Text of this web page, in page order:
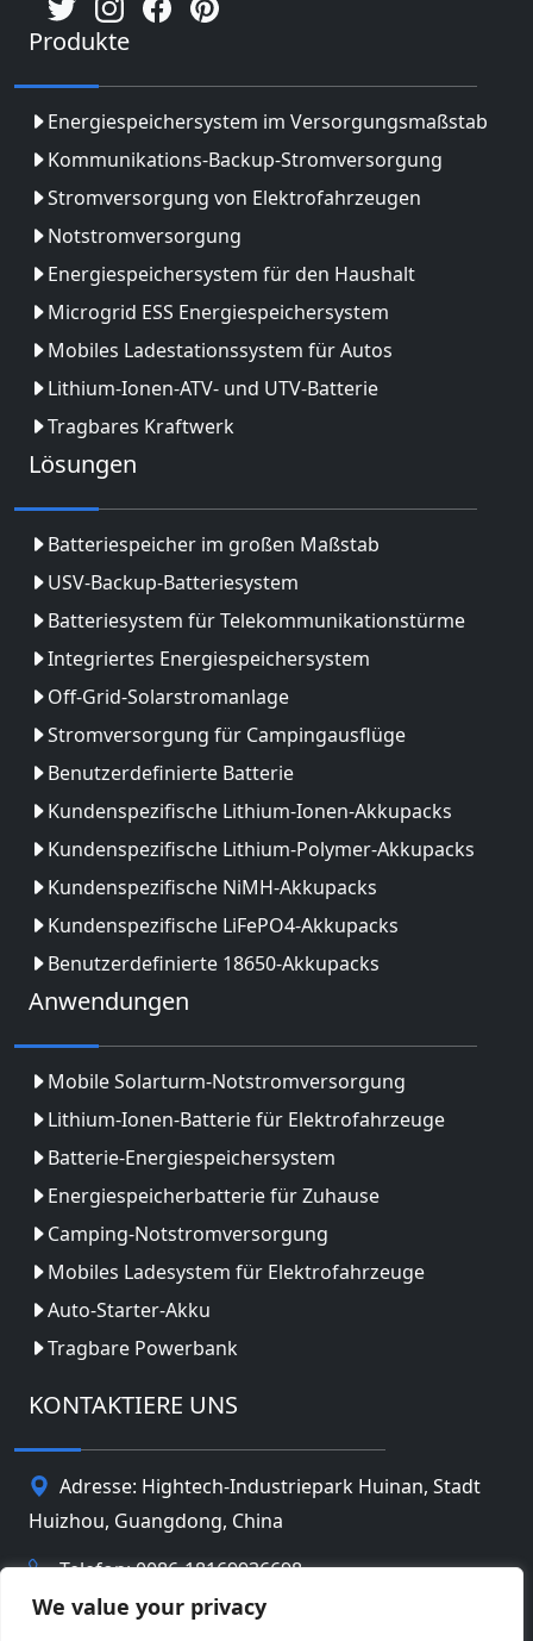
We value your privacy
Produkte
Energiespeichersystem im Versorgungsmaßstab
Kommunikations-Backup-Stromversorgung
Stromversorgung von Elektrofahrzeugen
Notstromversorgung
Energiespeichersystem für den Haushalt
Microgrid ESS Energiespeichersystem
Mobiles Ladestationssystem für Autos
Lithium-Ionen-ATV- und UTV-Batterie
Tragbares Kraftwerk
Lösungen
Batteriespeicher im großen Maßstab
USV-Backup-Batteriesystem
Batteriesystem für Telekommunikationstürme
Integriertes Energiespeichersystem
Off-Grid-Solarstromanlage
Stromversorgung für Campingausflüge
Benutzerdefinierte Batterie
Kundenspezifische Lithium-Ionen-Akkupacks
Kundenspezifische Lithium-Polymer-Akkupacks
Kundenspezifische NiMH-Akkupacks
Kundenspezifische LiFePO4-Akkupacks
Benutzerdefinierte 18650-Akkupacks
Anwendungen
Mobile Solarturm-Notstromversorgung
Lithium-Ionen-Batterie für Elektrofahrzeuge
Batterie-Energiespeichersystem
Energiespeicherbatterie für Zuhause
Camping-Notstromversorgung
Mobiles Ladesystem für Elektrofahrzeuge
Auto-Starter-Akku
Tragbare Powerbank
KONTAKTIERE UNS
Adresse: Hightech-Industriepark Huinan, Stadt
Huizhou, Guangdong, China
Telefon: 0086-18169936698
info@jbbatterychina.com